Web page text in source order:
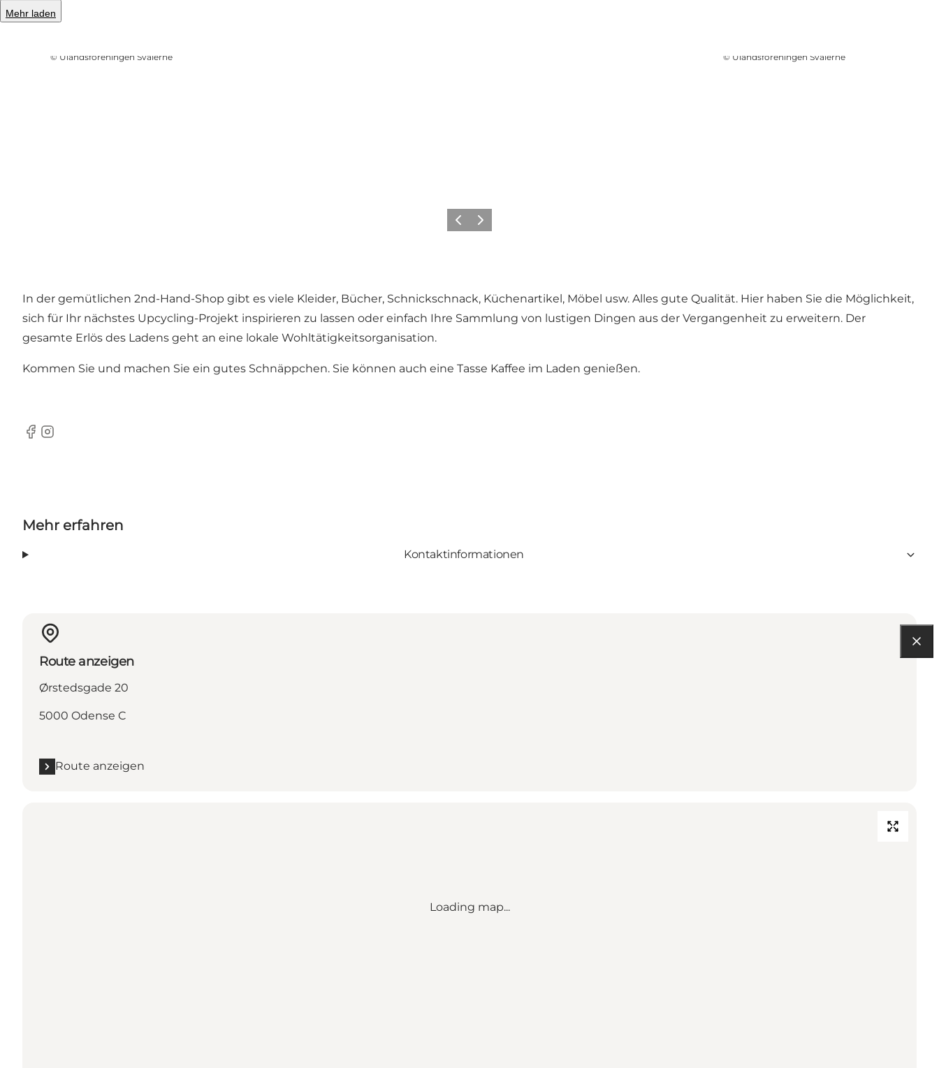
Mehr laden
© Ulandsforeningen Svalerne
© Ulandsforeningen Svalerne
ZurückWeiter
In der gemütlichen 2nd-Hand-Shop gibt es viele Kleider, Bücher, Schnickschnack, Küchenartikel, Möbel usw. Alles gute Qualität. Hier haben Sie die Möglichkeit,
sich für Ihr nächstes Upcycling-Projekt inspirieren zu lassen oder einfach Ihre Sammlung von lustigen Dingen aus der Vergangenheit zu erweitern. Der
gesamte Erlös des Ladens geht an eine lokale Wohltätigkeitsorganisation.
Kommen Sie und machen Sie ein gutes Schnäppchen. Sie können auch eine Tasse Kaffee im Laden genießen.
Facebook
Instagram
Mehr erfahren
Kontaktinformationen
Route anzeigen
Ørstedsgade 20
5000 Odense C
Route anzeigen
Loading map...